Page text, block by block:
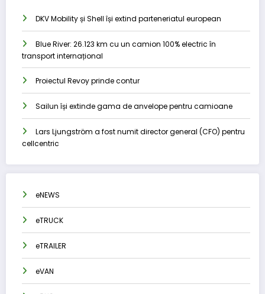
DKV Mobility și Shell își extind parteneriatul european
Blue River: 26.123 km cu un camion 100% electric în
transport internațional
Proiectul Revoy prinde contur
Sailun își extinde gama de anvelope pentru camioane
Lars Ljungström a fost numit director general (CFO) pentru
cellcentric
eNEWS
eTRUCK
eTRAILER
eVAN